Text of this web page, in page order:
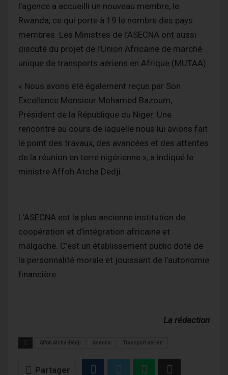
l’agence a accueilli un nouveau membre, le
Rwanda, ce qui porte à 19 le nombre des pays
membres. Les Ministres de l’ASECNA ont aussi
discuté du projet de l’Union Africaine de marché
unique de transports aériens en Afrique (MUTAA).
« Nous avons été également reçus par Son
Excellence Monsieur Mohamed Bazoum,
Président de la République du Niger. Une
rencontre au cours de laquelle nous lui avions fait
le point des travaux, des avancées et des attentes
de la réunion en terre nigérienne », a indiqué le
ministre Affoh Atcha Dedji.
L’ASECNA est la plus ancienne institution de
coopération et d’intégration africaine et
malgache. C’est un établissement public doté de
la personnalité morale et jouissant de l’autonomie
financière.
La rédaction
Affoh Atcha-Dédji Asecna Transport aérien
Partager